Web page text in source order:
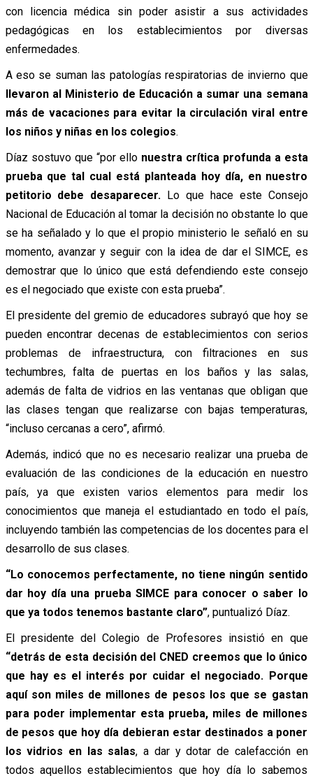
con licencia médica sin poder asistir a sus actividades
pedagógicas en los establecimientos por diversas
enfermedades.
A eso se suman las patologías respiratorias de invierno que
llevaron al Ministerio de Educación a sumar una semana
más de vacaciones para evitar la circulación viral entre
los niños y niñas en los colegios.
Díaz sostuvo que “por ello nuestra crítica profunda a esta
prueba que tal cual está planteada hoy día, en nuestro
petitorio debe desaparecer. Lo que hace este Consejo
Nacional de Educación al tomar la decisión no obstante lo que
se ha señalado y lo que el propio ministerio le señaló en su
momento, avanzar y seguir con la idea de dar el SIMCE, es
demostrar que lo único que está defendiendo este consejo
es el negociado que existe con esta prueba”.
El presidente del gremio de educadores subrayó que hoy se
pueden encontrar decenas de establecimientos con serios
problemas de infraestructura, con filtraciones en sus
techumbres, falta de puertas en los baños y las salas,
además de falta de vidrios en las ventanas que obligan que
las clases tengan que realizarse con bajas temperaturas,
“incluso cercanas a cero”, afirmó.
Además, indicó que no es necesario realizar una prueba de
evaluación de las condiciones de la educación en nuestro
país, ya que existen varios elementos para medir los
conocimientos que maneja el estudiantado en todo el país,
incluyendo también las competencias de los docentes para el
desarrollo de sus clases.
“Lo conocemos perfectamente, no tiene ningún sentido
dar hoy día una prueba SIMCE para conocer o saber lo
que ya todos tenemos bastante claro”, puntualizó Díaz.
El presidente del Colegio de Profesores insistió en que
“detrás de esta decisión del CNED creemos que lo único
que hay es el interés por cuidar el negociado. Porque
aquí son miles de millones de pesos los que se gastan
para poder implementar esta prueba, miles de millones
de pesos que hoy día debieran estar destinados a poner
los vidrios en las salas, a dar y dotar de calefacción en
todos aquellos establecimientos que hoy día lo sabemos